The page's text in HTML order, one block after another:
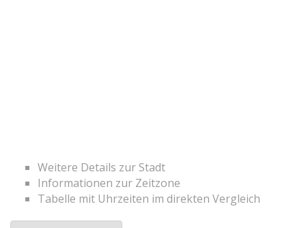
Weitere Details zur Stadt
Informationen zur Zeitzone
Tabelle mit Uhrzeiten im direkten Vergleich